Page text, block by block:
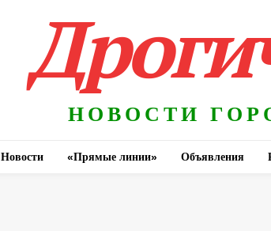
НОВОСТИ
Новости «Прямые линии» Объявления